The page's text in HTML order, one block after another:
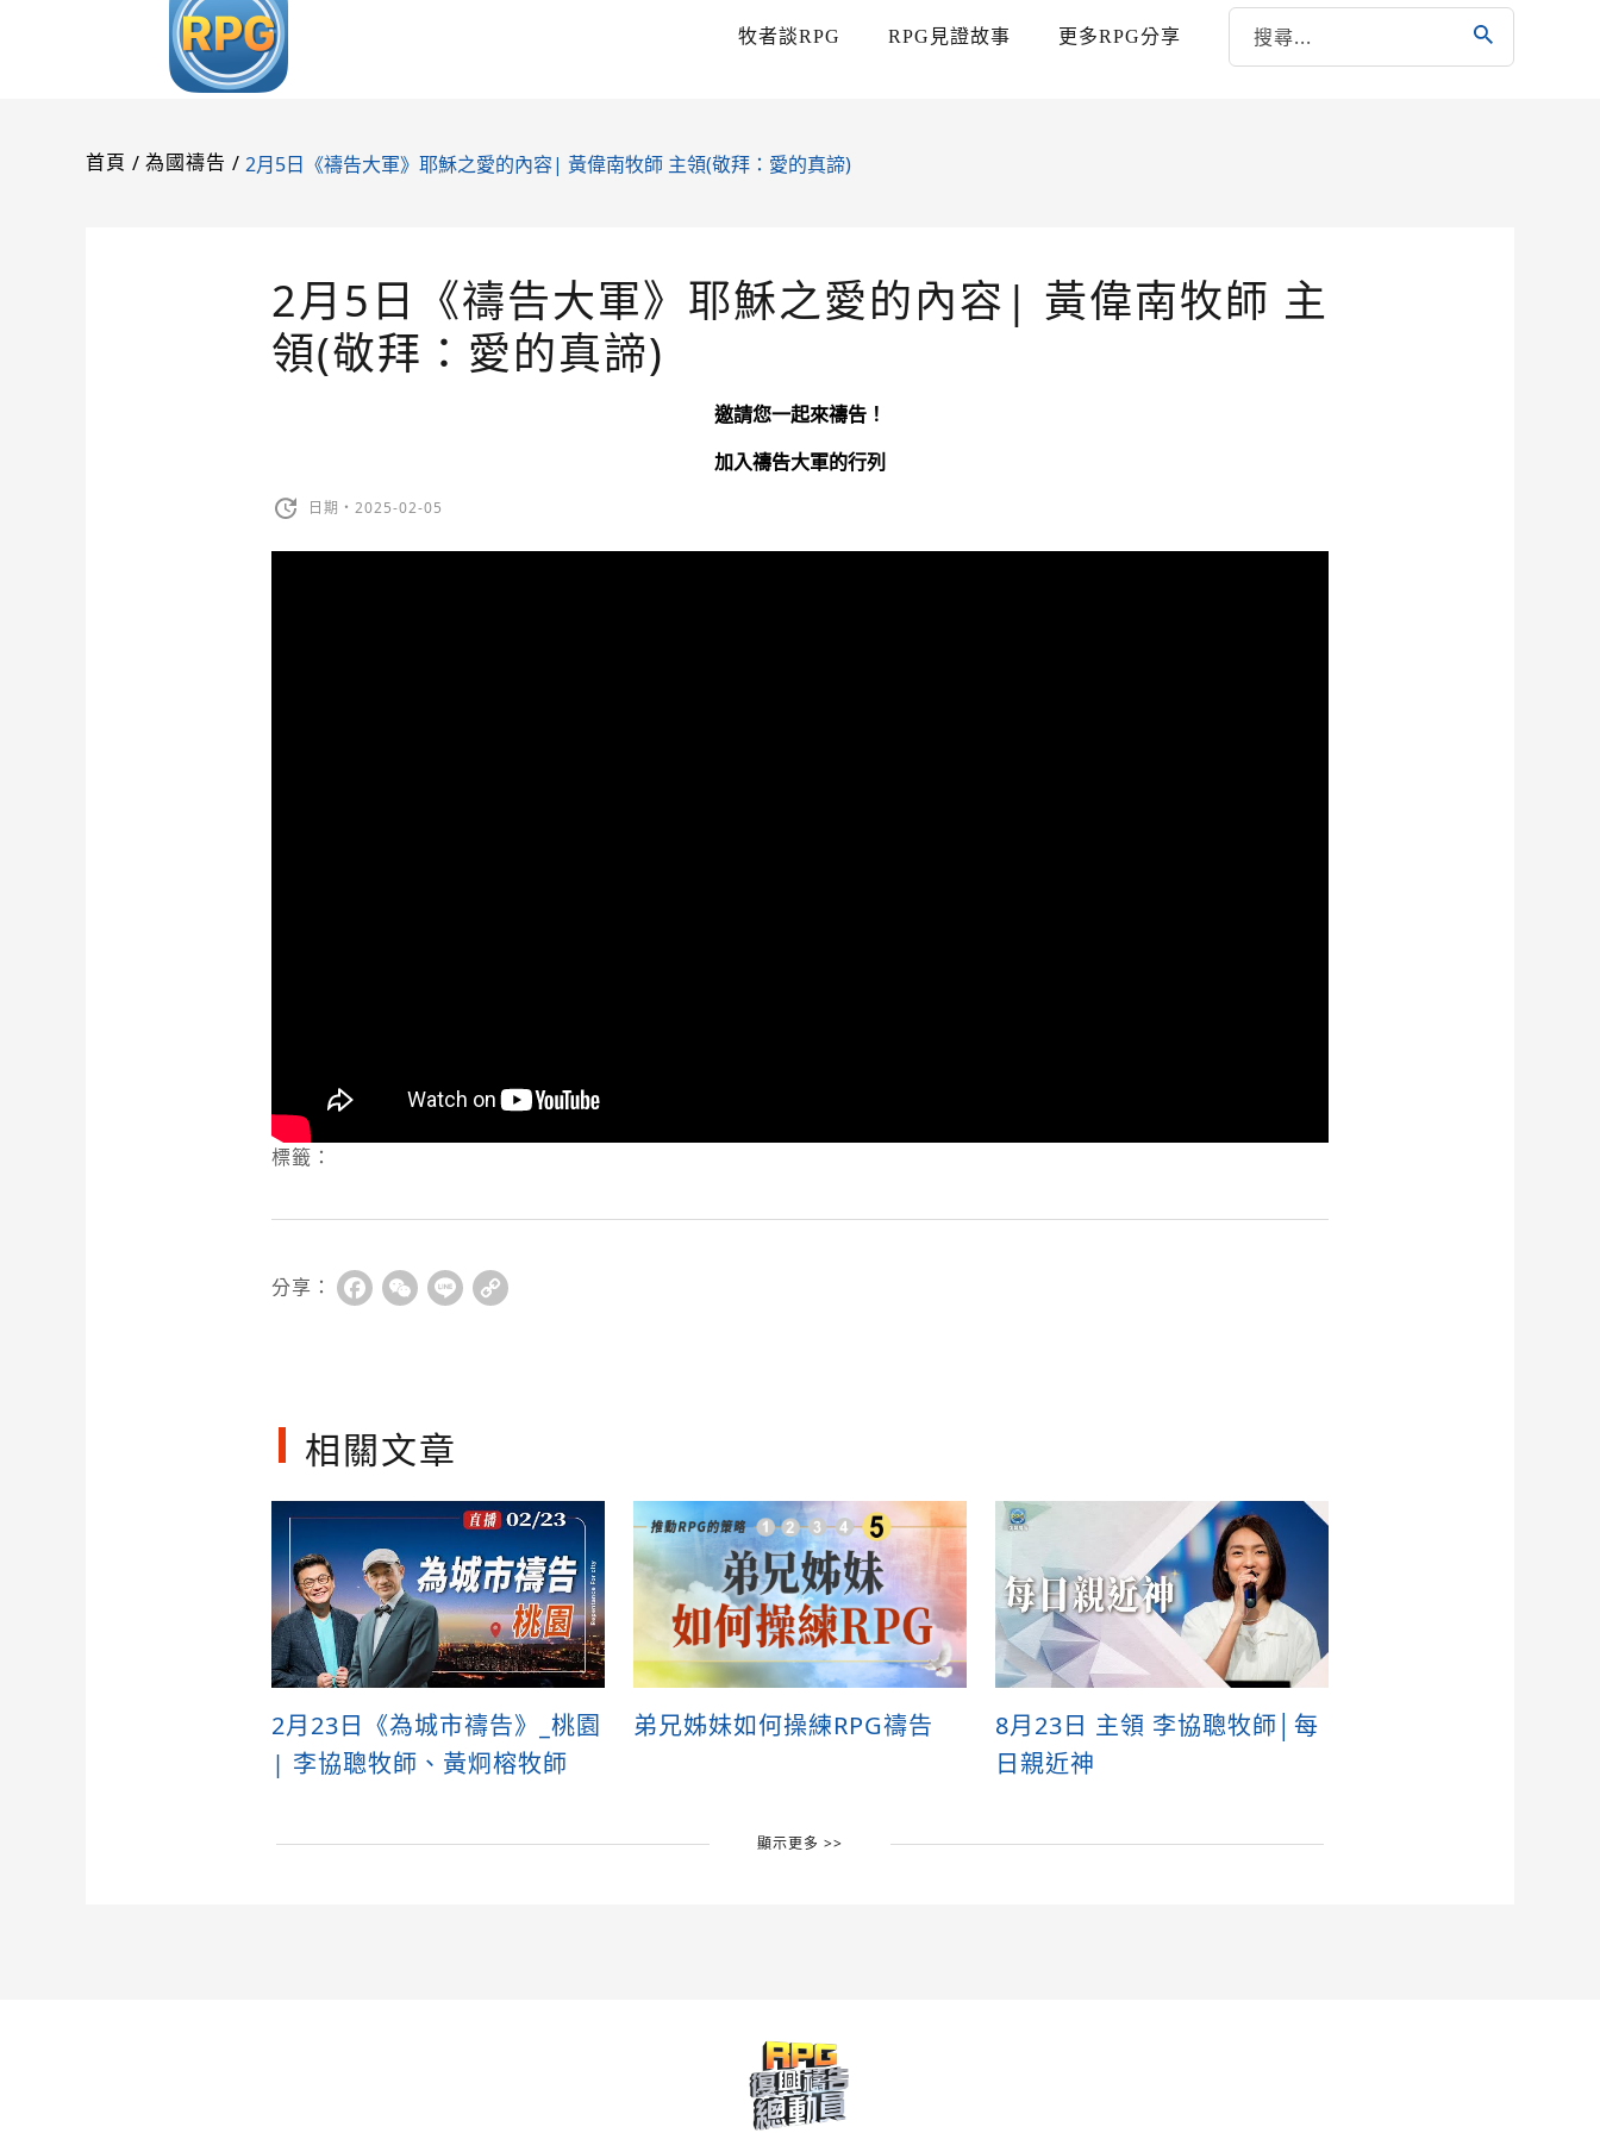
牧者談RPG RPG見證故事 更多RPG分享
首頁 / 為國禱告 / 2月5日《禱告大軍》耶穌之愛的內容| 黃偉南牧師 主領(敬拜：愛的真諦)
2月5日《禱告大軍》耶穌之愛的內容| 黃偉南牧師 主
領(敬拜：愛的真諦)
邀請您一起來禱告！
加入禱告大軍的行列
日期・2025-02-05
標籤：
分享： FacebookWeChat
Line
相關文章
2月23日《為城市禱告》_桃園
| 李協聰牧師、黃炯榕牧師
弟兄姊妹如何操練RPG禱告
8月23日 主領 李協聰牧師│每
日親近神
顯示更多 >>